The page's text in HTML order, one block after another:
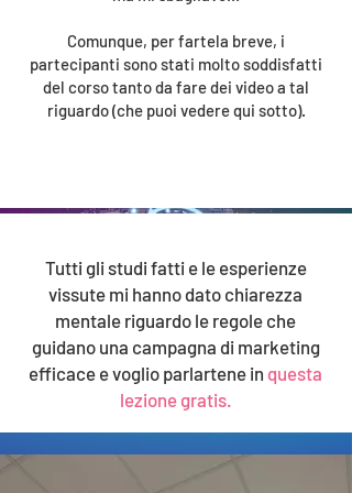
Comunque, per fartela breve, i
partecipanti sono stati molto soddisfatti
del corso tanto da fare dei video a tal
riguardo (che puoi vedere qui sotto).
Tutti gli studi fatti e le esperienze
vissute mi hanno dato chiarezza
mentale riguardo le regole che
guidano una campagna di marketing
efficace e voglio parlartene in questa
lezione gratis.